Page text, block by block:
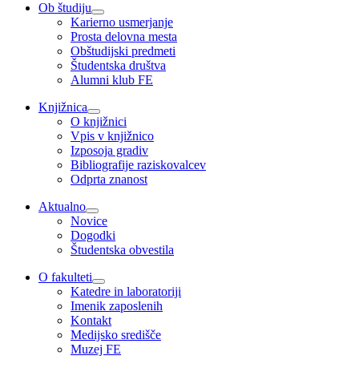
Ob študiju
Karierno usmerjanje
Prosta delovna mesta
Obštudijski predmeti
Študentska društva
Alumni klub FE
Knjižnica
O knjižnici
Vpis v knjižnico
Izposoja gradiv
Bibliografije raziskovalcev
Odprta znanost
Aktualno
Novice
Dogodki
Študentska obvestila
O fakulteti
Katedre in laboratoriji
Imenik zaposlenih
Kontakt
Medijsko središče
Muzej FE